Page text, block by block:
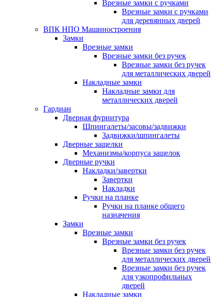
Врезные замки с ручками
Врезные замки с ручками
для деревянных дверей
ВПК НПО Машиностроения
Замки
Врезные замки
Врезные замки без ручек
Врезные замки без ручек
для металлических дверей
Накладные замки
Накладные замки для
металлических дверей
Гардиан
Дверная фурнитура
Шпингалеты/засовы/задвижки
Задвижки/шпингалеты
Дверные защелки
Механизмы/корпуса защелок
Дверные ручки
Накладки/завертки
Завертки
Накладки
Ручки на планке
Ручки на планке общего
назначения
Замки
Врезные замки
Врезные замки без ручек
Врезные замки без ручек
для металлических дверей
Врезные замки без ручек
для узкопрофильных
дверей
Накладные замки